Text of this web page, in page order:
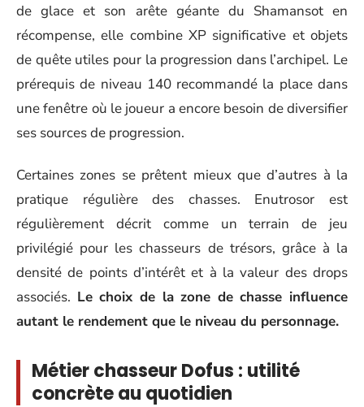
de glace et son arête géante du Shamansot en
récompense, elle combine XP significative et objets
de quête utiles pour la progression dans l’archipel. Le
prérequis de niveau 140 recommandé la place dans
une fenêtre où le joueur a encore besoin de diversifier
ses sources de progression.
Certaines zones se prêtent mieux que d’autres à la
pratique régulière des chasses. Enutrosor est
régulièrement décrit comme un terrain de jeu
privilégié pour les chasseurs de trésors, grâce à la
densité de points d’intérêt et à la valeur des drops
associés. Le choix de la zone de chasse influence
autant le rendement que le niveau du personnage.
Métier chasseur Dofus : utilité
concrète au quotidien